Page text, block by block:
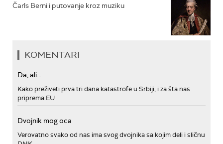
Čarls Berni i putovanje kroz muziku
KOMENTARI
Da, ali...
Kako preživeti prva tri dana katastrofe u Srbiji, i za šta nas
priprema EU
Dvojnik mog oca
Verovatno svako od nas ima svog dvojnika sa kojim deli i sličnu